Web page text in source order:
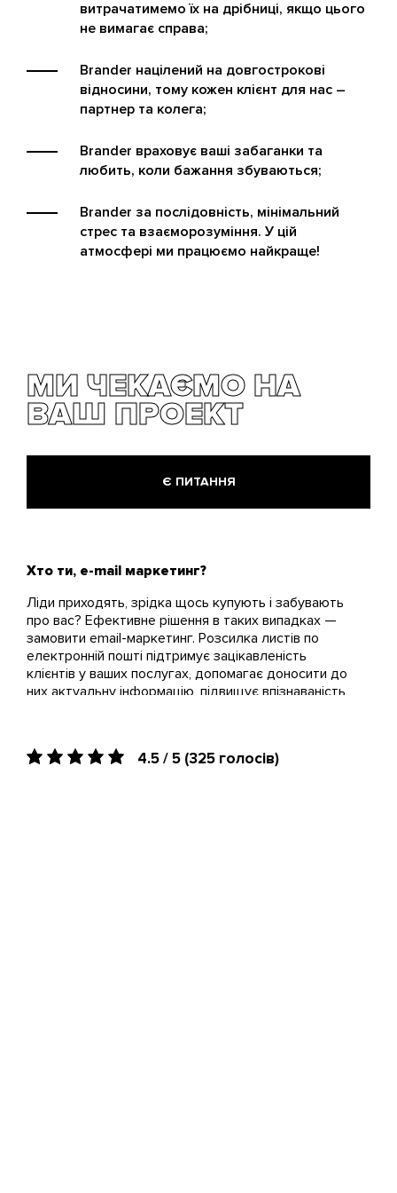
Хто ти, e-mail маркетинг?
Ліди приходять, зрідка щось купують і забувають
про вас? Ефективне рішення в таких випадках —
замовити email-маркетинг. Розсилка листів по
електронній пошті підтримує зацікавленість
клієнтів у ваших послугах, допомагає доносити до
них актуальну інформацію, підвищує впізнаваність
оформимо кожен лист на найвищому рівні. Наша
мета — знизити для вас вартість залучення ліда,
витрачатимемо їх на дрібниці, якщо цього
не вимагає справа;
Brander націлений на довгострокові
відносини, тому кожен клієнт для нас –
партнер та колега;
Brander враховує ваші забаганки та
любить, коли бажання збуваються;
Brander за послідовність, мінімальний
стрес та взаєморозуміння. У цій
атмосфері ми працюємо найкраще!
МИ ЧЕКАЄМО НА
ВАШ ПРОЕКТ
Є ПИТАННЯ
4.5 / 5 (325 голосів)